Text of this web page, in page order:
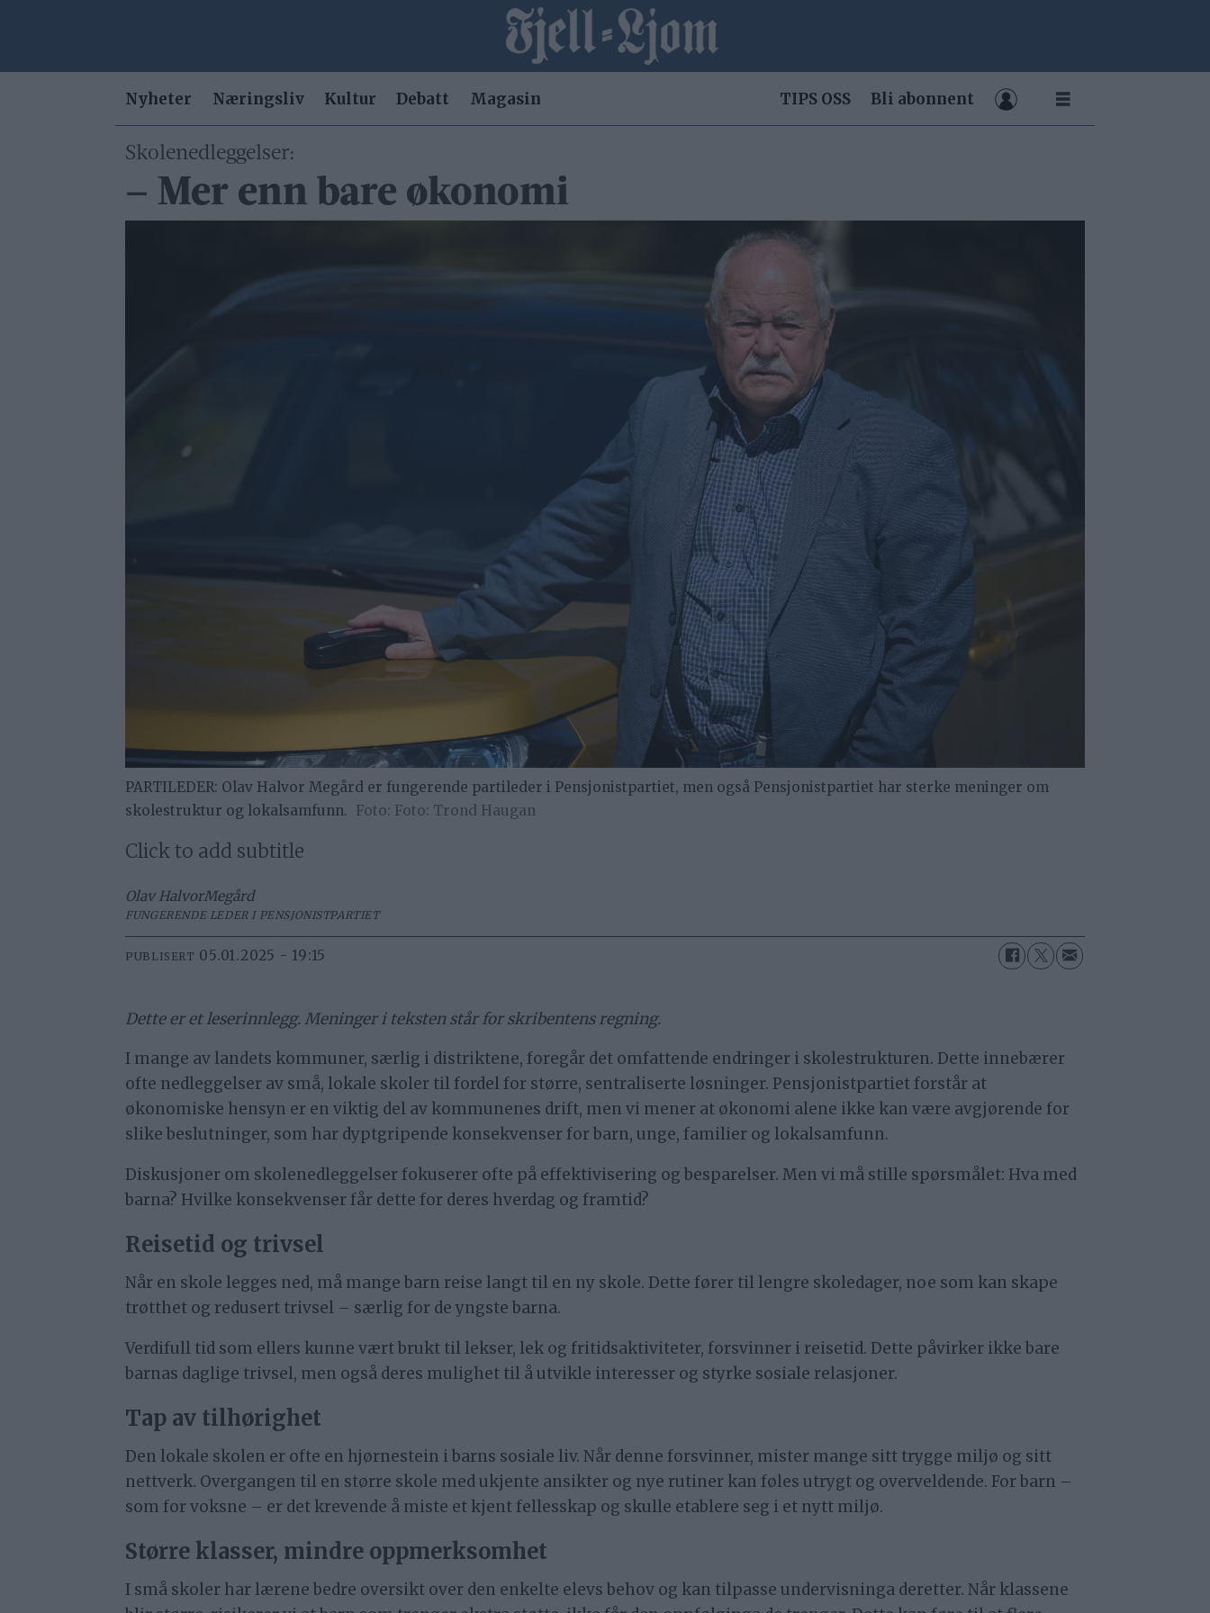
Nyheter Næringsliv Kultur Debatt Magasin TIPS OSS Bli abonnent
Skolenedleggelser:
– Mer enn bare økonomi
PARTILEDER: Olav Halvor Megård er fungerende partileder i Pensjonistpartiet, men også Pensjonistpartiet har sterke meninger om
skolestruktur og lokalsamfunn.
Foto: Trond Haugan
Click to add subtitle
Olav HalvorMegård
FUNGERENDE LEDER I PENSJONISTPARTIET
PUBLISERT 05.01.2025 - 19:15
Dette er et leserinnlegg. Meninger i teksten står for skribentens regning.
I mange av landets kommuner, særlig i distriktene, foregår det omfattende endringer i skolestrukturen. Dette innebærer
ofte nedleggelser av små, lokale skoler til fordel for større, sentraliserte løsninger. Pensjonistpartiet forstår at
økonomiske hensyn er en viktig del av kommunenes drift, men vi mener at økonomi alene ikke kan være avgjørende for
slike beslutninger, som har dyptgripende konsekvenser for barn, unge, familier og lokalsamfunn.
Diskusjoner om skolenedleggelser fokuserer ofte på effektivisering og besparelser. Men vi må stille spørsmålet: Hva med
barna? Hvilke konsekvenser får dette for deres hverdag og framtid?
Reisetid og trivsel
Når en skole legges ned, må mange barn reise langt til en ny skole. Dette fører til lengre skoledager, noe som kan skape
trøtthet og redusert trivsel – særlig for de yngste barna.
Verdifull tid som ellers kunne vært brukt til lekser, lek og fritidsaktiviteter, forsvinner i reisetid. Dette påvirker ikke bare
barnas daglige trivsel, men også deres mulighet til å utvikle interesser og styrke sosiale relasjoner.
Tap av tilhørighet
Den lokale skolen er ofte en hjørnestein i barns sosiale liv. Når denne forsvinner, mister mange sitt trygge miljø og sitt
nettverk. Overgangen til en større skole med ukjente ansikter og nye rutiner kan føles utrygt og overveldende. For barn –
som for voksne – er det krevende å miste et kjent fellesskap og skulle etablere seg i et nytt miljø.
Større klasser, mindre oppmerksomhet
I små skoler har lærene bedre oversikt over den enkelte elevs behov og kan tilpasse undervisninga deretter. Når klassene